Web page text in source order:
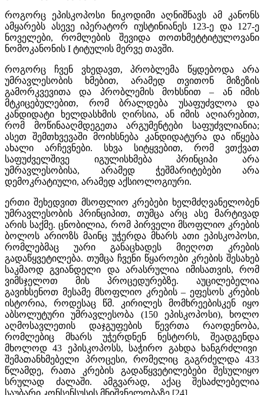
როგორც ეპისკოპოსი ნიკოდიმი აღნიშნავს ამ კანონს
ამყარებს ასევე იპერატორ იუსტინიანეს 123-ე და 127-ე
ნოველები, რომლების შევიდა თოთხმეტტიტულოვანი
ნომოკანონის I ტიტულის მერვე თავში.
როგორც ჩვენ ვხედავთ, პრობლემა წყდებოდა არა
უმრავლესობის ხმებით, არამედ თვითონ მიზეზის
გამორკვევითა და პრობლემის მოხსნით – ან იმის
მტკიცებულებით, რომ ბრალდება უსაფუძვლოა და
კანდიდატი ხელდასხმის ღირსია, ან იმის აღიარებით,
რომ მოწინააღმდეგეთა არგუმენტები საფუძვლიანია;
ასეთ შემთხვევაში მოიხსნება კანდიდატურა და იწყება
ახალი არჩევნები. სხვა სიტყვებით, რომ ვთქვათ
საფუძველშივე იგულისხმება პრინციპი არა
უმრავლესობისა, არამედ ჭეშმარიტებები არა
დემოკრატიული, არამედ აქსიოლოგიური.
ერთი შეხედვით მსოფლიო კრებები ხელმძღვანელობენ
უმრავლესობის პრინციპით, თუმცა არც ასე მარტივად
არის საქმე. ცნობილია, რომ პირველი მსოფლიო კრების
ბოლოს არიოზს მაინც უჭერდა მხარს ათი ეპისკოპოსი,
რომლებმაც უარი განაცხადეს მიეღოთ კრების
გადაწყვეტილება. თუმცა ჩვენი წყაროები კრების შესახებ
საკმაოდ გვიანდელი და არასრულია იმისათვის, რომ
ვიმსჯელოთ მის პროცედურებზე. აუცილებელია
გავიხსენოთ მესამე მსოფლიო კრების – ეფესოს კრების
ისტორია, როდესაც წმ. კირილეს მომხრეებისკენ იყო
აბსოლუტური უმრავლესობა (150 ეპისკოპოსი), ხოლო
აღმოსავლეთის დაჯგუფების წევრთა რაოდენობა,
რომლებიც მხარს უჭერდნენ ნესტორს, შეადგენდა
მხოლოდ 43 ეპისკოპოსს, საჭირო გახდა ხანგრძლივი
შემათანხმებელი პროცესი, რომელიც გაგრძელდა 433
წლამდე, რათა კრების გადაწყვეტილებები შესულიყო
სრულად ძალაში. ამგვარად, აქაც შესაძლებელია
საუბარი კონსენსუსის მნიშვნელობაზე [24].